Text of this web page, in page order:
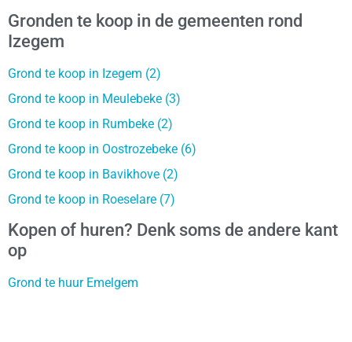
Gronden te koop in de gemeenten rond
Izegem
Grond te koop in Izegem (2)
Grond te koop in Meulebeke (3)
Grond te koop in Rumbeke (2)
Grond te koop in Oostrozebeke (6)
Grond te koop in Bavikhove (2)
Grond te koop in Roeselare (7)
Kopen of huren? Denk soms de andere kant
op
Grond te huur Emelgem